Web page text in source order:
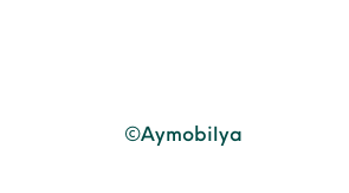
©Aymobilya